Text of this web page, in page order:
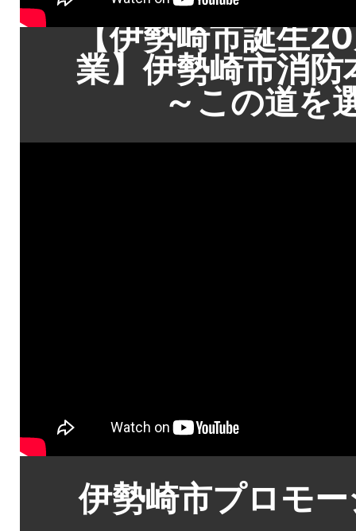
【伊勢崎市誕生
業】伊勢崎市消防
～この道を
伊勢崎市プロモ